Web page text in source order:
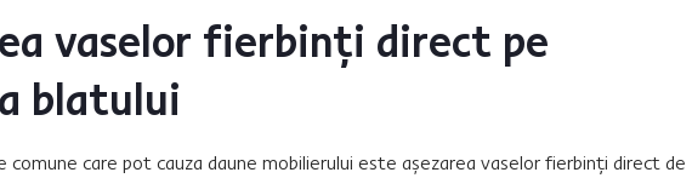
vaselor fierbinți direct pe
blatului
comune care pot cauza daune mobilierului este așezarea vaselor fierbinți direct de